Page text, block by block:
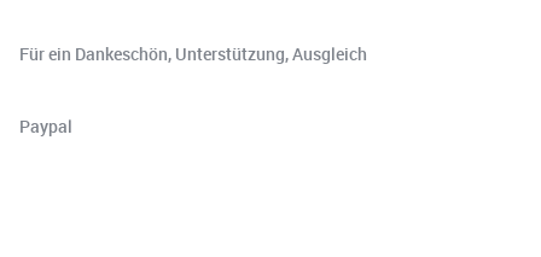
Für ein Dankeschön, Unterstützung, Ausgleich
⁠⁠⁠⁠Paypal⁠⁠⁠⁠